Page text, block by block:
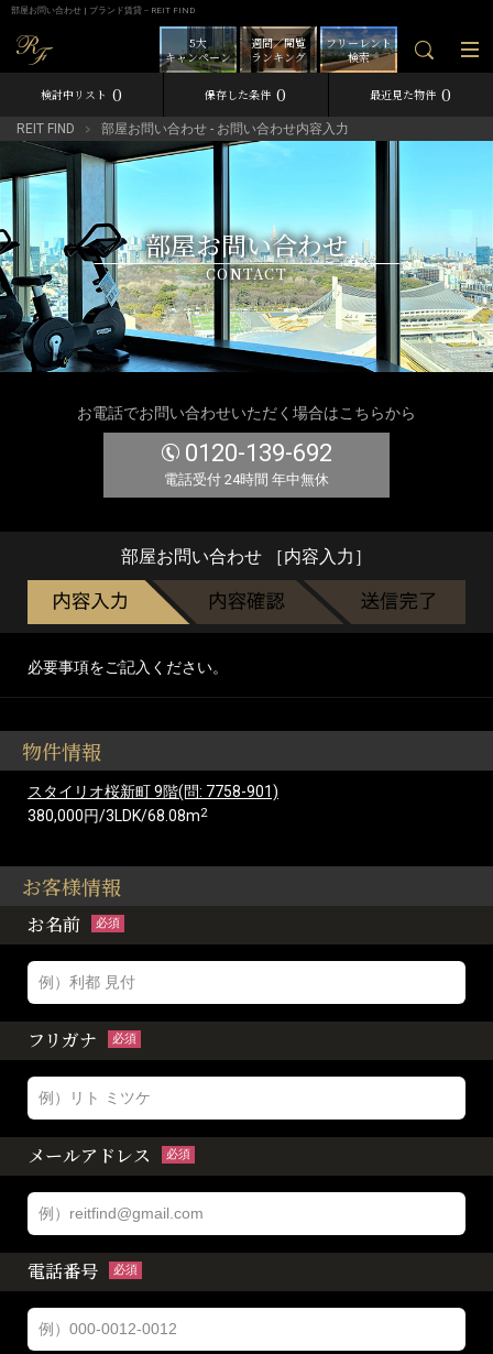
部屋お問い合わせ | ブランド賃貸－REIT FIND
フリーレント
検索
週間／閲覧
ランキング
5大
キャンペーン
検討中リスト 0 保存した条件 0 最近見た物件 0
REIT FIND 部屋お問い合わせ - お問い合わせ内容入力
部屋お問い合わせ
CONTACT
お電話でお問い合わせいただく場合はこちらから
0120-139-692
電話受付 24時間 年中無休
部屋お問い合わせ ［内容入力］
必要事項をご記入ください。
物件情報
スタイリオ桜新町 9階(問: 7758-901)
380,000円/3LDK/68.08m2
お客様情報
お名前 必須
フリガナ 必須
メールアドレス 必須
電話番号 必須